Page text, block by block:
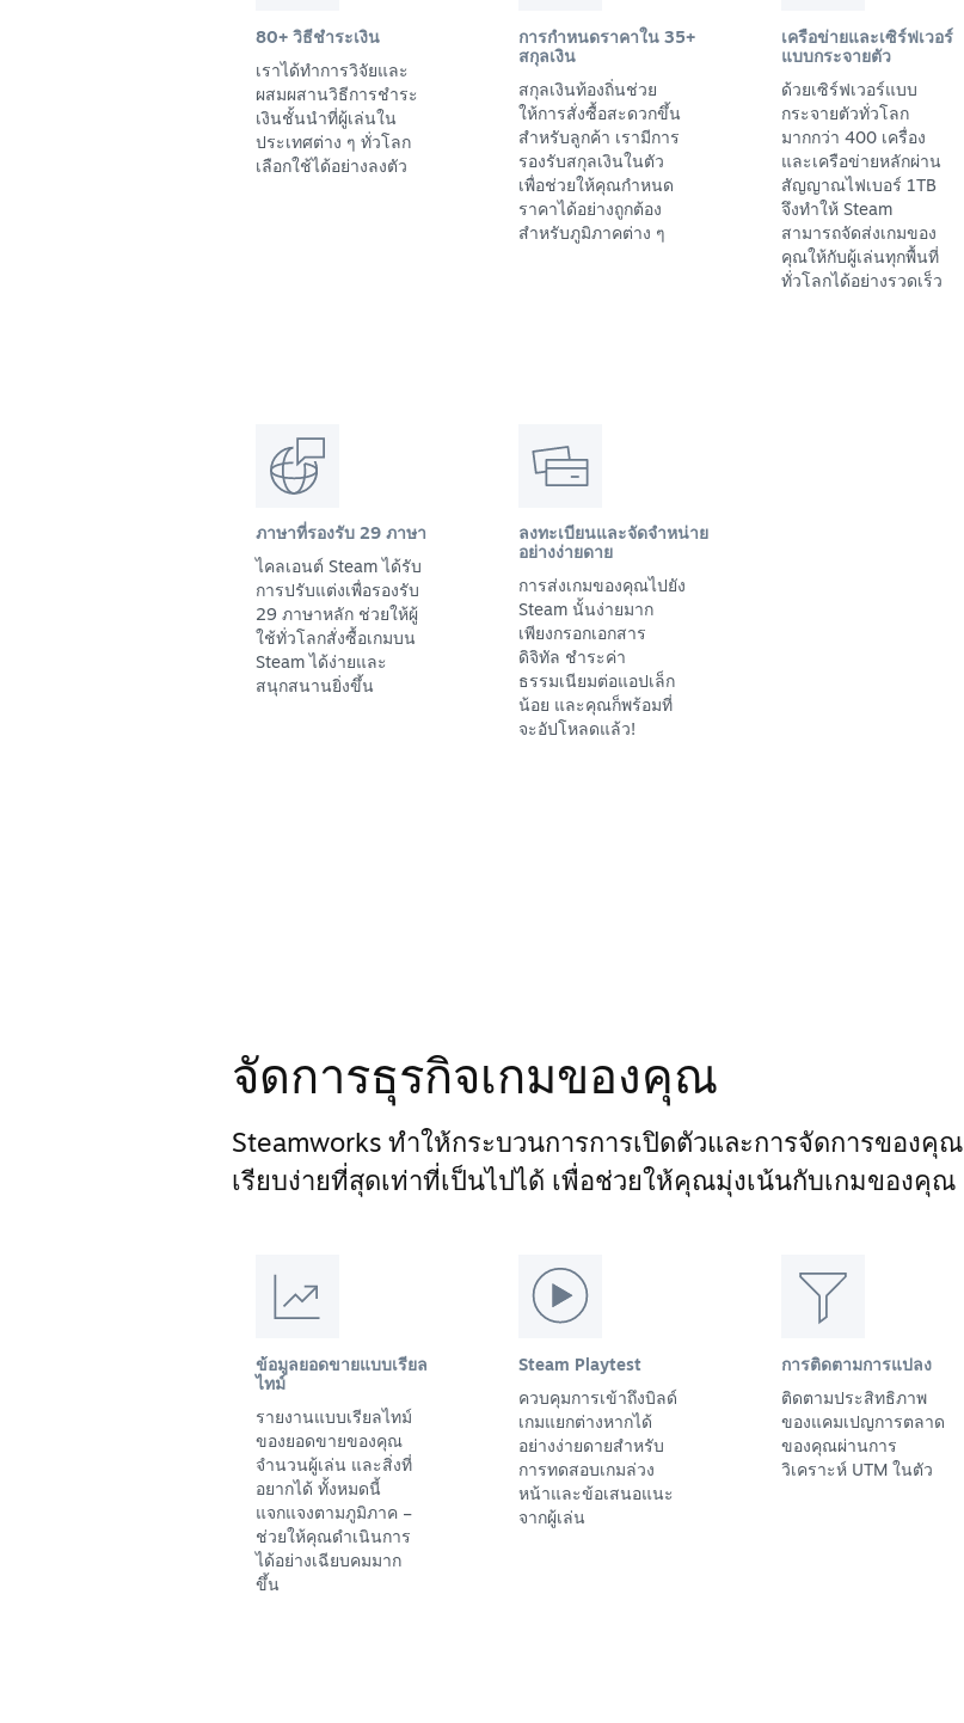
80+ วิธีชำระเงิน
เราได้ทำการวิจัยและ
ผสมผสานวิธีการชำระ
เงินชั้นนำที่ผู้เล่นใน
ประเทศต่าง ๆ ทั่วโลก
เลือกใช้ได้อย่างลงตัว
การกำหนดราคาใน 35+
สกุลเงิน
สกุลเงินท้องถิ่นช่วย
ให้การสั่งซื้อสะดวกขึ้น
สำหรับลูกค้า เรามีการ
รองรับสกุลเงินในตัว
เพื่อช่วยให้คุณกำหนด
ราคาได้อย่างถูกต้อง
สำหรับภูมิภาคต่าง ๆ
เครือข่ายและเซิร์ฟเวอร์
แบบกระจายตัว
ด้วยเซิร์ฟเวอร์แบบ
กระจายตัวทั่วโลก
มากกว่า 400 เครื่อง
และเครือข่ายหลักผ่าน
สัญญาณไฟเบอร์ 1TB
จึงทำให้ Steam
สามารถจัดส่งเกมของ
คุณให้กับผู้เล่นทุกพื้นที่
ทั่วโลกได้อย่างรวดเร็ว
ภาษาที่รองรับ 29 ภาษา
ไคลเอนต์ Steam ได้รับ
การปรับแต่งเพื่อรองรับ
29 ภาษาหลัก ช่วยให้ผู้
ใช้ทั่วโลกสั่งซื้อเกมบน
Steam ได้ง่ายและ
สนุกสนานยิ่งขึ้น
ลงทะเบียนและจัดจำหน่าย
อย่างง่ายดาย
การส่งเกมของคุณไปยัง
Steam นั้นง่ายมาก
เพียงกรอกเอกสาร
ดิจิทัล ชำระค่า
ธรรมเนียมต่อแอปเล็ก
น้อย และคุณก็พร้อมที่
จะอัปโหลดแล้ว!
จัดการธุรกิจเกมของคุณ
Steamworks ทำให้กระบวนการการเปิดตัวและการจัดการของคุณ
เรียบง่ายที่สุดเท่าที่เป็นไปได้ เพื่อช่วยให้คุณมุ่งเน้นกับเกมของคุณ
ข้อมูลยอดขายแบบเรียล
ไทม์
รายงานแบบเรียลไทม์
ของยอดขายของคุณ
จำนวนผู้เล่น และสิ่งที่
อยากได้ ทั้งหมดนี้
แจกแจงตามภูมิภาค –
ช่วยให้คุณดำเนินการ
ได้อย่างเฉียบคมมาก
ขึ้น
Steam Playtest
ควบคุมการเข้าถึงบิลด์
เกมแยกต่างหากได้
อย่างง่ายดายสำหรับ
การทดสอบเกมล่วง
หน้าและข้อเสนอแนะ
จากผู้เล่น
การติดตามการแปลง
ติดตามประสิทธิภาพ
ของแคมเปญการตลาด
ของคุณผ่านการ
วิเคราะห์ UTM ในตัว